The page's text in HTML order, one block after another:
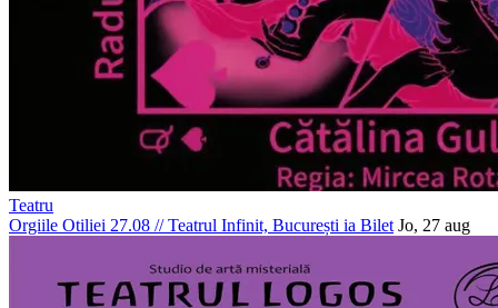
Teatru
Orgiile Otiliei 27.08 //Teatrul Infinit, București ia Bilet Jo, 27 aug